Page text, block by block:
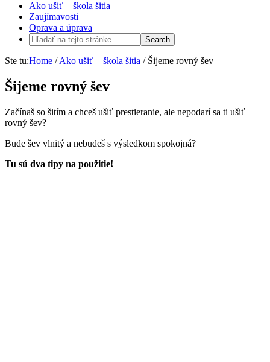
Ako ušiť – škola šitia
Zaujímavosti
Oprava a úprava
Ste tu:Home / Ako ušiť – škola šitia /Šijeme rovný šev
Šijeme rovný šev
Začínaš so šitím a chceš ušiť prestieranie, ale nepodarí sa ti ušiť
rovný šev?
Bude šev vlnitý a nebudeš s výsledkom spokojná?
Tu sú dva tipy na použitie!